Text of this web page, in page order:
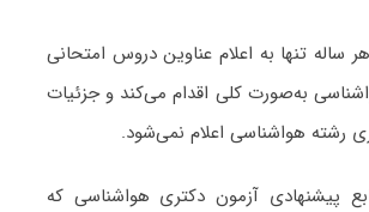
تنها به اعلام عناوین دروس امتحانی
به‌صورت کلی اقدام می‌کند و جزئیات
رشته هواشناسی اعلام نمی‌شود.
پیشنهادی آزمون دکتری هواشناسی که